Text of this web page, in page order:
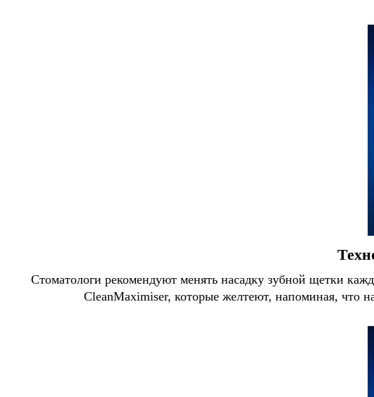
Стоматологи рекомендуют менять насадку зубной щетки
CleanMaximiser, которые желтеют, напоминая, что